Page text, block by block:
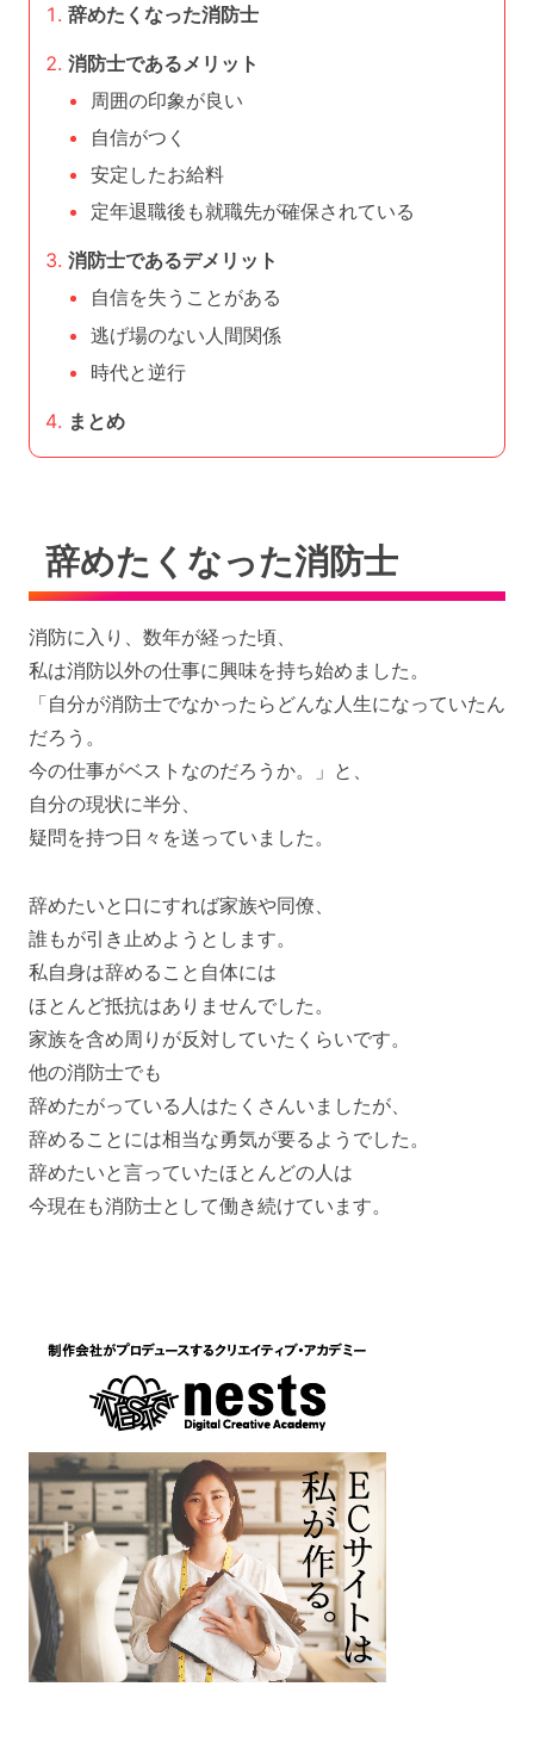
辞めたくなった消防士
消防士であるメリット
周囲の印象が良い
自信がつく
安定したお給料
定年退職後も就職先が確保されている
消防士であるデメリット
自信を失うことがある
逃げ場のない人間関係
時代と逆行
まとめ
辞めたくなった消防士
消防に入り、数年が経った頃、
私は消防以外の仕事に興味を持ち始めました。
「自分が消防士でなかったらどんな人生になっていたん
だろう。
今の仕事がベストなのだろうか。」と、
自分の現状に半分、
疑問を持つ日々を送っていました。
辞めたいと口にすれば家族や同僚、
誰もが引き止めようとします。
私自身は辞めること自体には
ほとんど抵抗はありませんでした。
家族を含め周りが反対していたくらいです。
他の消防士でも
辞めたがっている人はたくさんいましたが、
辞めることには相当な勇気が要るようでした。
辞めたいと言っていたほとんどの人は
今現在も消防士として働き続けています。